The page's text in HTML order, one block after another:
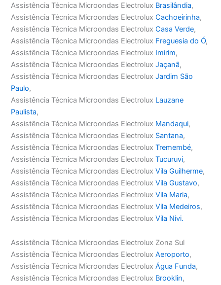
Assistência Técnica Microondas Electrolux Brasilândia,
Assistência Técnica Microondas ElectroluxCachoeirinha,
Assistência Técnica Microondas ElectroluxCasa Verde,
Assistência Técnica Microondas Electrolux Freguesia do Ó,
Assistência Técnica Microondas Electrolux Imirim,
Assistência Técnica Microondas ElectroluxJaçanã,
Assistência Técnica Microondas ElectroluxJardim São
Paulo,
Assistência Técnica Microondas Electrolux Lauzane
Paulista,
Assistência Técnica Microondas Electrolux Mandaqui,
Assistência Técnica Microondas Electrolux Santana,
Assistência Técnica Microondas ElectroluxTremembé,
Assistência Técnica Microondas ElectroluxTucuruvi,
Assistência Técnica Microondas ElectroluxVila Guilherme,
Assistência Técnica Microondas ElectroluxVila Gustavo,
Assistência Técnica Microondas ElectroluxVila Maria,
Assistência Técnica Microondas ElectroluxVila Medeiros,
Assistência Técnica Microondas ElectroluxVila Nivi.
Assistência Técnica Microondas Electrolux Zona Sul
Assistência Técnica Microondas ElectroluxAeroporto,
Assistência Técnica Microondas ElectroluxÁgua Funda,
Assistência Técnica Microondas Electrolux Brooklin,